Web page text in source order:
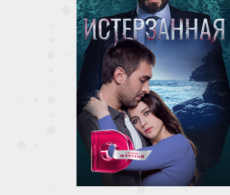
58 серия
59 серия
62 серия
63 серия
66 серия
67 серия
70 серия
71 серия
74 серия
75 серия
78 серия
79 серия
82 серия
83 серия